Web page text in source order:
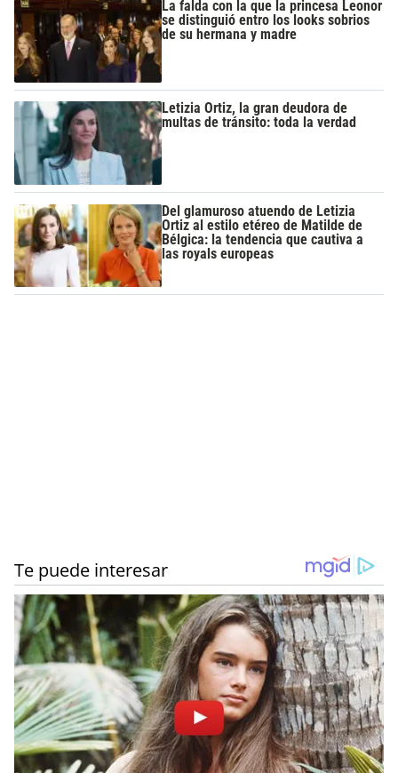
La falda con la que la princesa Leonor
se distinguió entro los looks sobrios
de su hermana y madre
Letizia Ortiz, la gran deudora de
multas de tránsito: toda la verdad
Del glamuroso atuendo de Letizia
Ortiz al estilo etéreo de Matilde de
Bélgica: la tendencia que cautiva a
las royals europeas